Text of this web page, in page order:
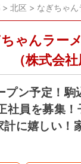
> 北区 > なぎちゃ
ゃんラー
（株式会
ン予定！駒
社員を募集
に嬉しい！